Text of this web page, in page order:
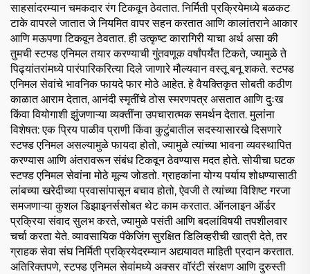
साहसांदरम्यान चमकदार रंग टिकवून ठेवतात. निर्मिती प्रक्रियेमध्ये बळकट
टाके वापरले जातात जे नियमित वापर सहन करतात आणि कालांतराने आकार
आणि मऊपणा टिकवून ठेवतात. ही उत्कृष्ट कारागिरी याचा अर्थ असा की
तुमची स्टफ्ड एनिमल तयार करण्याची गुंतवणूक वर्षांपर्यंत टिकते, ज्यामुळे ते
पिढ्यांतरांमध्ये पारंपारिकरित्या दिले जाणारे मौल्यवान वस्तू बनू शकते. स्टफ्ड
एनिमल सेवांचे भावनिक फायदे फार मोठे आहेत. हे वैयक्तिकृत सोबती कठीण
काळात आराम देतात, आनंदी स्मृतींचे ठोस स्मरणपत्र असतात आणि दुःख
किंवा वियोगाशी झुंजणाऱ्या व्यक्तींना उपचारात्मक समर्थन देतात. मुलांना
विशेषत: एक प्रिय पाळीव प्राणी किंवा कुटुंबातील सदस्यासारखे दिसणारे
स्टफ्ड एनिमल असल्यामुळे फायदा होतो, ज्यामुळे त्यांच्या भावना व्यवस्थापित
करण्यास आणि अंतरावरून संबंध टिकवून ठेवण्यास मदत होते. सोयीचा घटक
स्टफ्ड एनिमल सेवांना मोठे मूल्य जोडतो. ग्राहकांना योग्य पर्याय शोधण्यासाठी
लांबच्या खरेदीच्या प्रवासांपासून बचाव होतो, ऐवजी ते त्यांच्या विशिष्ट गरजा
समजणाऱ्या कुशल डिझाइनर्ससोबत थेट काम करतात. ऑनलाइन ऑर्डर
प्रक्रिया संवाद सुलभ करते, ज्यामुळे पसंती आणि बदलांविषयी तपशीलवार
चर्चा करता येते. व्यावसायिक पॅकेजिंग सुरक्षित डिलिव्हरीची खात्री देते, तर
ग्राहक सेवा संघ निर्मिती प्रक्रियेदरम्यान अद्ययावत माहिती प्रदान करतात.
अतिरिक्तपणे, स्टफ्ड एनिमल सेवांमध्ये अक्सर वॉरंटी संरक्षण आणि दुरुस्ती